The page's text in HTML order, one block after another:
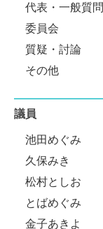
代表・一般質問
委員会
質疑・討論
その他
議員
池田めぐみ
久保みき
松村としお
とばめぐみ
金子あきよ